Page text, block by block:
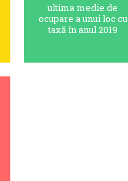
ultima medie de
ocupare a unui loc cu
taxă în anul 2019